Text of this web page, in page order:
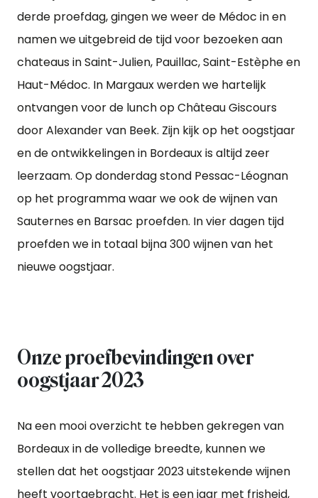
derde proefdag, gingen we weer de Médoc in en
namen we uitgebreid de tijd voor bezoeken aan
chateaus in Saint-Julien, Pauillac, Saint-Estèphe en
Haut-Médoc. In Margaux werden we hartelijk
ontvangen voor de lunch op Château Giscours
door Alexander van Beek. Zijn kijk op het oogstjaar
en de ontwikkelingen in Bordeaux is altijd zeer
leerzaam. Op donderdag stond Pessac-Léognan
op het programma waar we ook de wijnen van
Sauternes en Barsac proefden. In vier dagen tijd
proefden we in totaal bijna 300 wijnen van het
nieuwe oogstjaar.
Onze proefbevindingen over
oogstjaar 2023
Na een mooi overzicht te hebben gekregen van
Bordeaux in de volledige breedte, kunnen we
stellen dat het oogstjaar 2023 uitstekende wijnen
heeft voortgebracht. Het is een jaar met frisheid,